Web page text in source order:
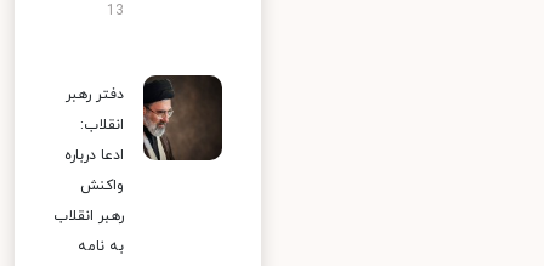
13
دفتر رهبر
انقلاب:
ادعا درباره
واکنش
رهبر انقلاب
به نامه